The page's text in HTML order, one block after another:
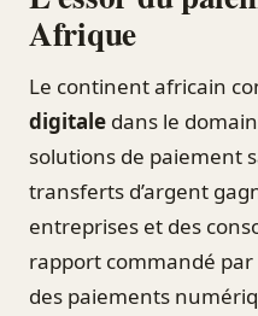
Afrique
Le continent africain
digitale dans le
solutions de paiement
transferts d’argent
entreprises et des
rapport commandé par
des paiements